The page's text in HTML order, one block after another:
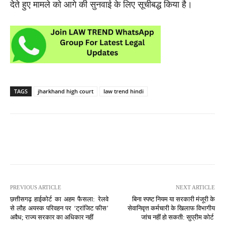
देते हुए मामले को आगे की सुनवाई के लिए सूचीबद्ध किया है।
TAGS jharkhand high court law trend hindi
PREVIOUS ARTICLE
छत्तीसगढ़ हाईकोर्ट का अहम फैसला: रेलवे
से लौह अयस्क परिवहन पर ‘ट्रांजिट फीस’
अवैध; राज्य सरकार का अधिकार नहीं
NEXT ARTICLE
बिना स्पष्ट नियम या सरकारी मंजूरी के
सेवानिवृत्त कर्मचारी के खिलाफ विभागीय
जांच नहीं हो सकती: सुप्रीम कोर्ट